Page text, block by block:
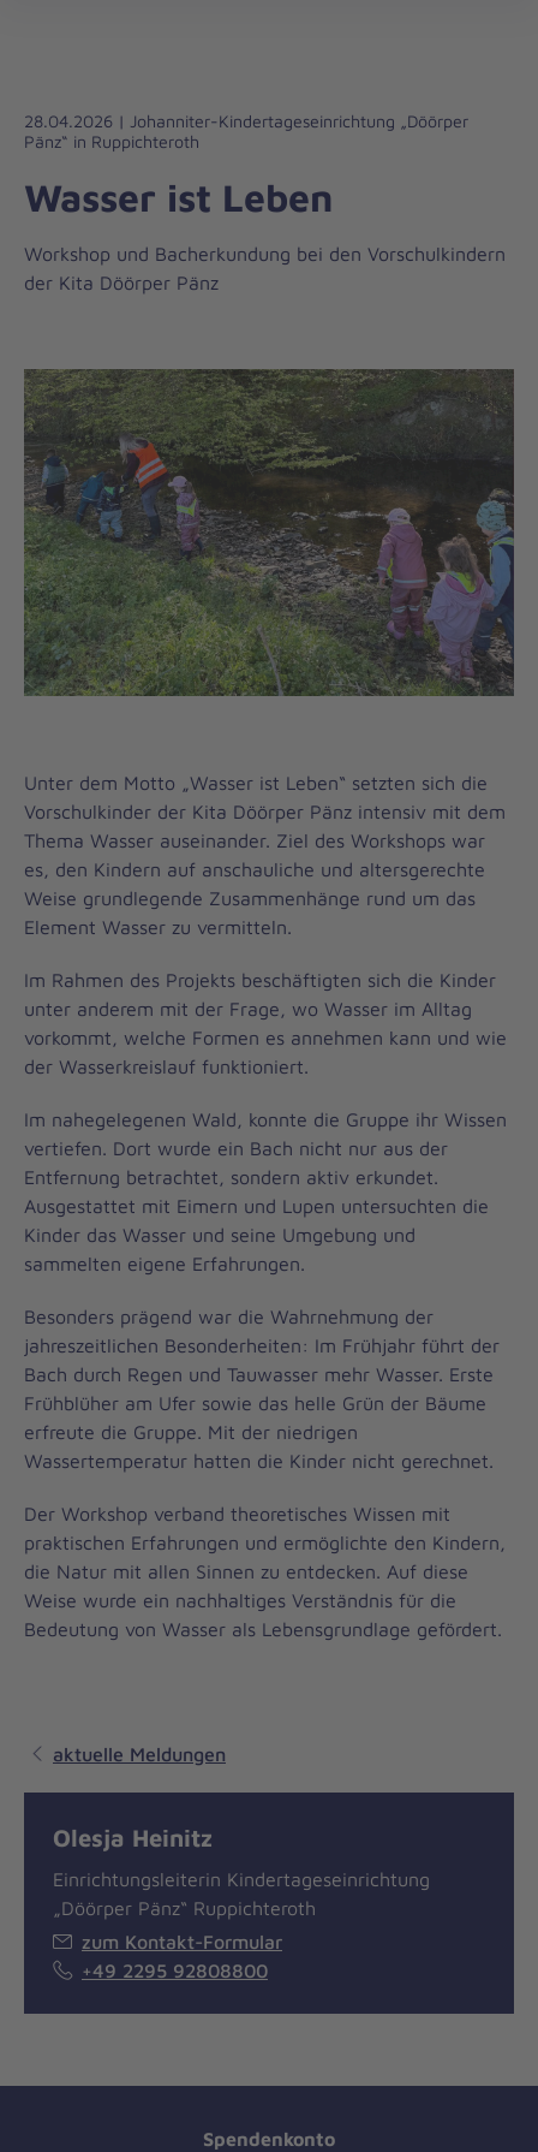
28.04.2026 | Johanniter-Kindertageseinrichtung „Döörper
Pänz“ in Ruppichteroth
Wasser ist Leben
Workshop und Bacherkundung bei den Vorschulkindern
der Kita Döörper Pänz
Unter dem Motto „Wasser ist Leben“ setzten sich die
Vorschulkinder der Kita Döörper Pänz intensiv mit dem
Thema Wasser auseinander. Ziel des Workshops war
es, den Kindern auf anschauliche und altersgerechte
Weise grundlegende Zusammenhänge rund um das
Element Wasser zu vermitteln.
Im Rahmen des Projekts beschäftigten sich die Kinder
unter anderem mit der Frage, wo Wasser im Alltag
vorkommt, welche Formen es annehmen kann und wie
der Wasserkreislauf funktioniert.
Im nahegelegenen Wald, konnte die Gruppe ihr Wissen
vertiefen. Dort wurde ein Bach nicht nur aus der
Entfernung betrachtet, sondern aktiv erkundet.
Ausgestattet mit Eimern und Lupen untersuchten die
Kinder das Wasser und seine Umgebung und
sammelten eigene Erfahrungen.
Besonders prägend war die Wahrnehmung der
jahreszeitlichen Besonderheiten: Im Frühjahr führt der
Bach durch Regen und Tauwasser mehr Wasser. Erste
Frühblüher am Ufer sowie das helle Grün der Bäume
erfreute die Gruppe. Mit der niedrigen
Wassertemperatur hatten die Kinder nicht gerechnet.
Der Workshop verband theoretisches Wissen mit
praktischen Erfahrungen und ermöglichte den Kindern,
die Natur mit allen Sinnen zu entdecken. Auf diese
Weise wurde ein nachhaltiges Verständnis für die
Bedeutung von Wasser als Lebensgrundlage gefördert.
aktuelle Meldungen
Olesja Heinitz
Einrichtungsleiterin Kindertageseinrichtung
„Döörper Pänz“ Ruppichteroth
zum Kontakt-Formular
+49 2295 92808800
Spendenkonto